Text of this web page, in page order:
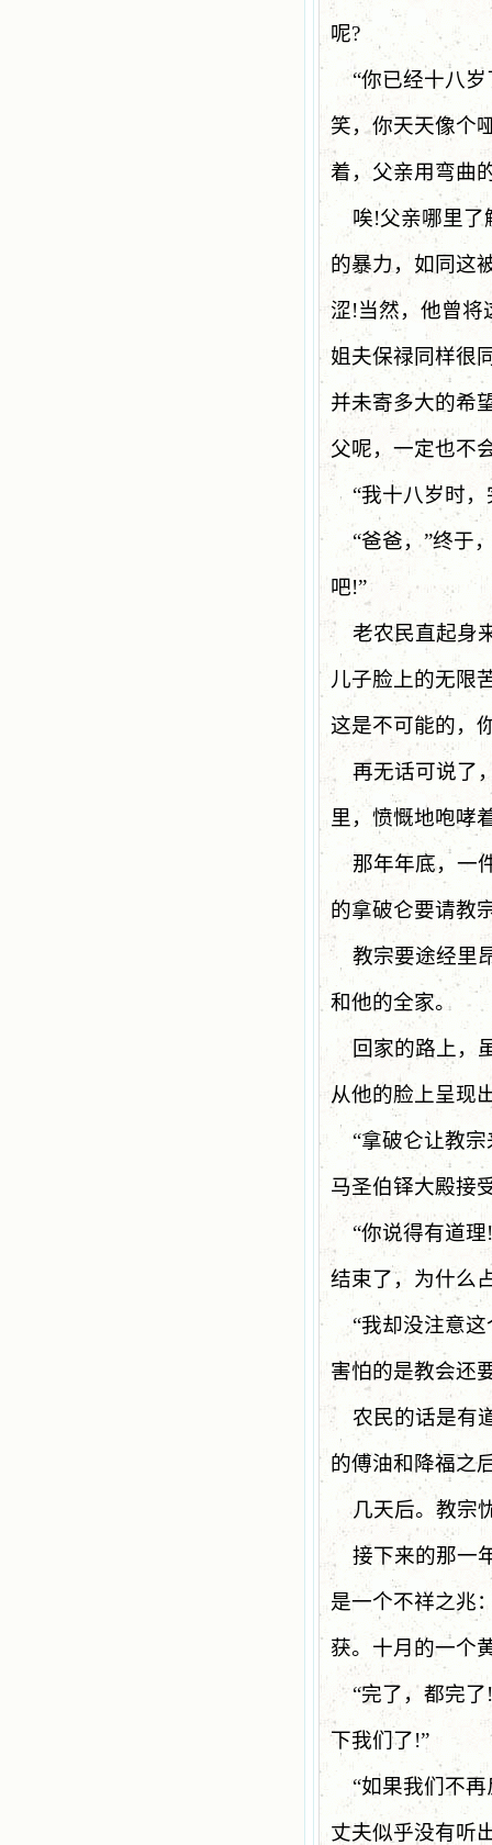
呢?
“你已经十八岁
笑，你天天像个
着，父亲用弯曲
唉!父亲哪里了
的暴力，如同这
涩!当然，他曾将
姐夫保禄同样很
并未寄多大的希
父呢，一定也不
“我十八岁时
“爸爸，”终于
吧!”
老农民直起身
儿子脸上的无限
这是不可能的，
再无话可说了
里，愤慨地咆哮
那年年底，一
的拿破仑要请教
教宗要途经里
和他的全家。
回家的路上，
从他的脸上呈现
“拿破仑让教
马圣伯铎大殿接
“你说得有道理
结束了，为什么
“我却没注意这
害怕的是教会还
农民的话是有
的傅油和降福之
几天后。教宗
接下来的那一
是一个不祥之兆
获。十月的一个
“完了，都完了
下我们了!”
“如果我们不
丈夫似乎没有听